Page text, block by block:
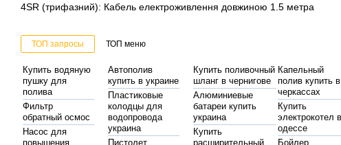
4SR (трифазний): Кабель електроживлення довжиною 1.5 метра
ТОП запросы ТОП меню
Купить водяную
пушку для
полива
Фильтр
обратный осмос
Насос для
повышения
Автополив
купить в украине
Пластиковые
колодцы для
водопровода
украина
Пистолет
Купить поливочный
шланг в чернигове
Алюминиевые
батареи купить
украина
Купить
расширительный
Капельный
полив купить в
черкассах
Купить
электрокотел в
одессе
Бойлер